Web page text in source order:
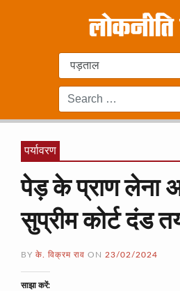
पर्यावरण
पेड़ के प्राण लेना
सुप्रीम कोर्ट दंड
BY के. विक्रम राव ON 23/02/2024
साझा करें: